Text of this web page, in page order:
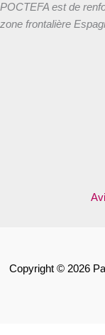
POCTEFA est de
zone frontalière
Copyright © 2026